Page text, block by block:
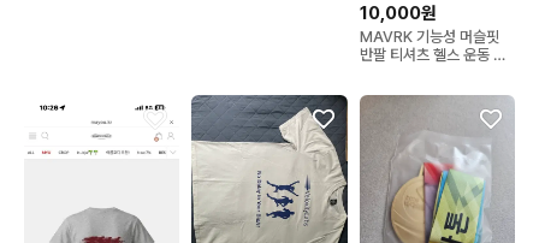
10,000원
MAVRK 기능성 머슬핏
반팔 티셔츠 헬스 운동 러